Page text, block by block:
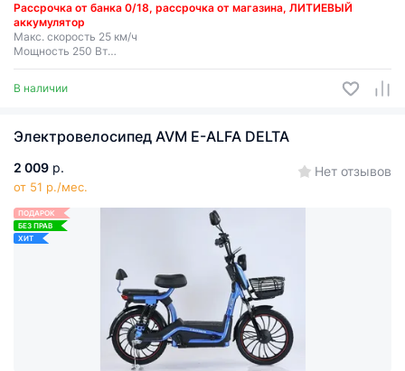
Рассрочка от банка 0/18, рассрочка от магазина, ЛИТИЕВЫЙ
аккумулятор
Макс. скорость 25 км/ч
Мощность 250 Вт
Запас хода до 50 км
В наличии
Электровелосипед AVM E-ALFA DELTA
2 009 р.
от 51 р./мес.
Нет отзывов
ПОДАРОК
БЕЗ ПРАВ
ХИТ